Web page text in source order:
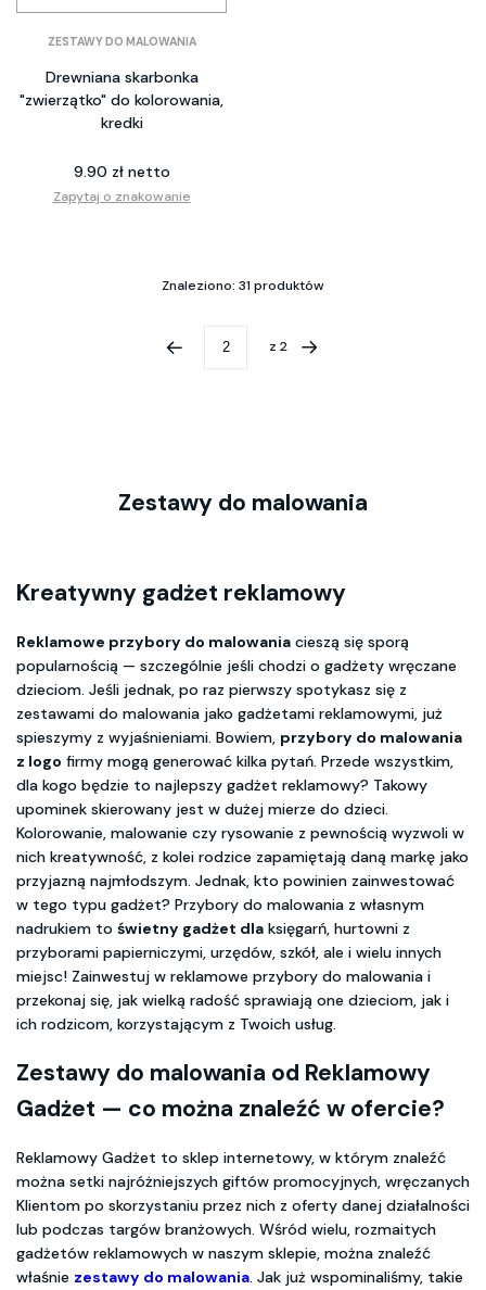
ZESTAWY DO MALOWANIA
Drewniana skarbonka
"zwierzątko" do kolorowania,
kredki
9.90 zł netto
Zapytaj o znakowanie
Znaleziono: 31 produktów
z 2
Zestawy do malowania
Kreatywny gadżet reklamowy
Reklamowe przybory do malowania cieszą się sporą
popularnością — szczególnie jeśli chodzi o gadżety wręczane
dzieciom. Jeśli jednak, po raz pierwszy spotykasz się z
zestawami do malowania jako gadżetami reklamowymi, już
spieszymy z wyjaśnieniami. Bowiem, przybory do malowania
z logo firmy mogą generować kilka pytań. Przede wszystkim,
dla kogo będzie to najlepszy gadżet reklamowy? Takowy
upominek skierowany jest w dużej mierze do dzieci.
Kolorowanie, malowanie czy rysowanie z pewnością wyzwoli w
nich kreatywność, z kolei rodzice zapamiętają daną markę jako
przyjazną najmłodszym. Jednak, kto powinien zainwestować
w tego typu gadżet? Przybory do malowania z własnym
nadrukiem to świetny gadżet dla księgarń, hurtowni z
przyborami papierniczymi, urzędów, szkół, ale i wielu innych
miejsc! Zainwestuj w reklamowe przybory do malowania i
przekonaj się, jak wielką radość sprawiają one dzieciom, jak i
ich rodzicom, korzystającym z Twoich usług.
Zestawy do malowania od Reklamowy
Gadżet — co można znaleźć w ofercie?
Reklamowy Gadżet to sklep internetowy, w którym znaleźć
można setki najróżniejszych giftów promocyjnych, wręczanych
Klientom po skorzystaniu przez nich z oferty danej działalności
lub podczas targów branżowych. Wśród wielu, rozmaitych
gadżetów reklamowych w naszym sklepie, można znaleźć
właśnie zestawy do malowania. Jak już wspominaliśmy, takie